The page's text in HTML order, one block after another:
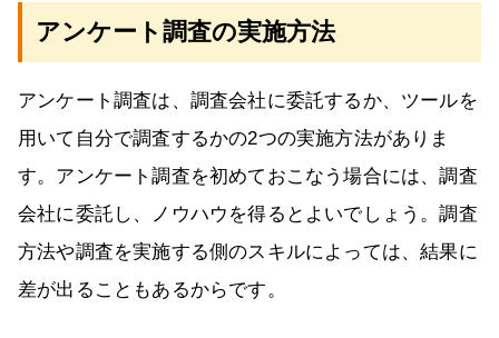
アンケート調査の実施方法
アンケート調査は、調査会社に委託するか、ツールを
用いて自分で調査するかの2つの実施方法がありま
す。アンケート調査を初めておこなう場合には、調査
会社に委託し、ノウハウを得るとよいでしょう。調査
方法や調査を実施する側のスキルによっては、結果に
差が出ることもあるからです。